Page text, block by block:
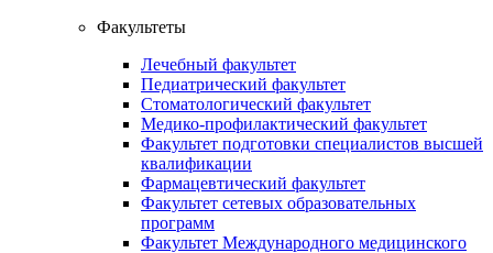
Факультеты
Лечебный факультет
Педиатрический факультет
Стоматологический факультет
Медико-профилактический факультет
Факультет подготовки специалистов высшей
квалификации
Фармацевтический факультет
Факультет сетевых образовательных
программ
Факультет Международного медицинского